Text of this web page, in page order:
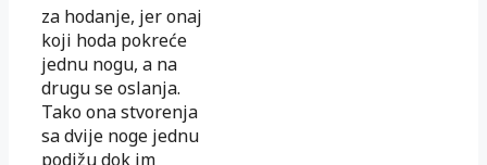
za hodanje, jer onaj
koji hoda pokreće
jednu nogu, a na
drugu se oslanja.
Tako ona stvorenja
sa dvije noge jednu
podižu dok im